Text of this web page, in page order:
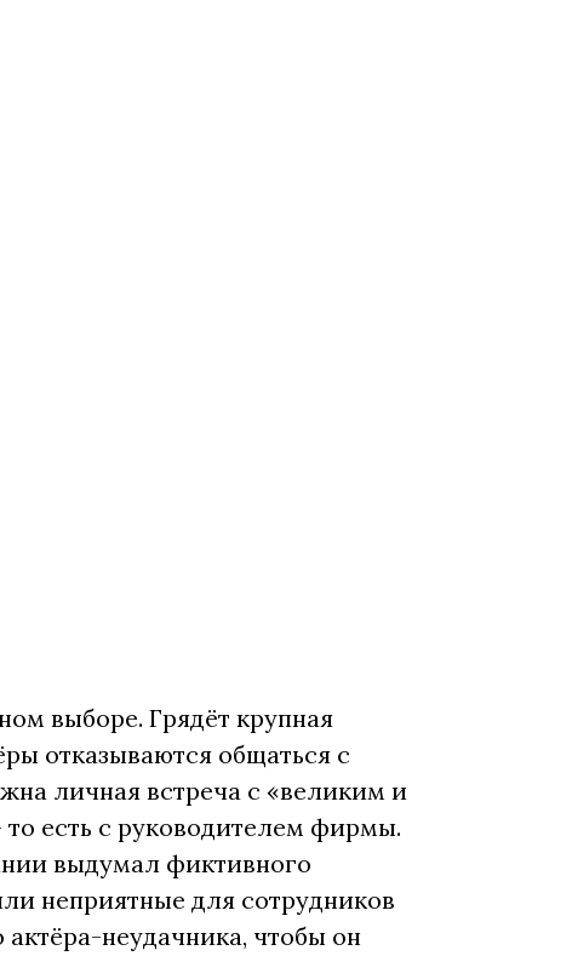
выборе. Грядёт крупная
отказываются общаться с
личная встреча с «великим и
есть с руководителем фирмы.
выдумал фиктивного
неприятные для сотрудников
актёра-неудачника, чтобы он